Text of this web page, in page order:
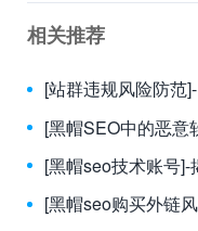
相关推荐